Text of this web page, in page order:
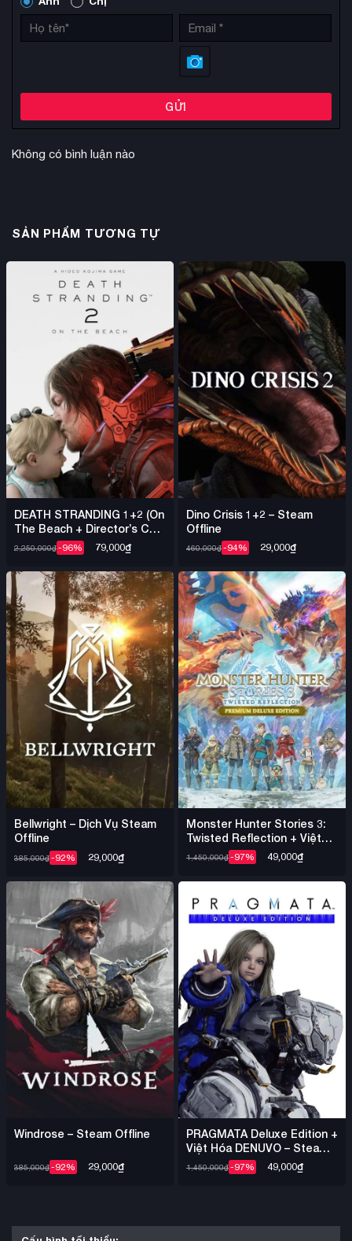
GỬI
Không có bình luận nào
SẢN PHẨM TƯƠNG TỰ
DEATH STRANDING 1+2 (On
The Beach + Director’s Cut)
+ Việt Hóa – Steam Offline
2,250,000₫-96% 79,000₫
Dino Crisis 1+2 – Steam
Offline
460,000₫-94% 29,000₫
Bellwright – Dịch Vụ Steam
Offline
385,000₫-92% 29,000₫
Monster Hunter Stories 3:
Twisted Reflection + Việt
Hóa DENUVO – Steam
1,450,000₫-97% 49,000₫
Windrose – Steam Offline
385,000₫-92% 29,000₫
PRAGMATA Deluxe Edition +
Việt Hóa DENUVO – Steam
Offline
1,450,000₫-97% 49,000₫